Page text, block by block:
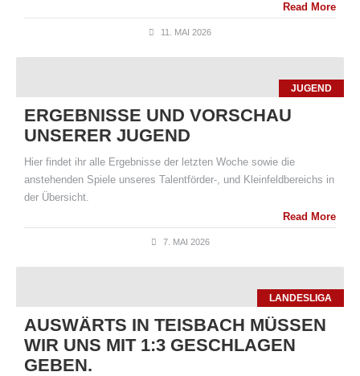
Read More
11. MAI 2026
JUGEND
ERGEBNISSE UND VORSCHAU
UNSERER JUGEND
Hier findet ihr alle Ergebnisse der letzten Woche sowie die
anstehenden Spiele unseres Talentförder-, und Kleinfeldbereichs in
der Übersicht.
Read More
7. MAI 2026
LANDESLIGA
AUSWÄRTS IN TEISBACH MÜSSEN
WIR UNS MIT 1:3 GESCHLAGEN
GEBEN.